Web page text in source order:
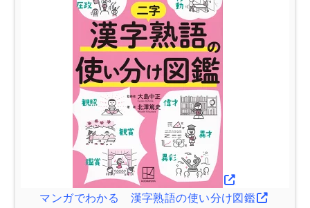
マンガでわかる 漢字熟語の使い分け図鑑